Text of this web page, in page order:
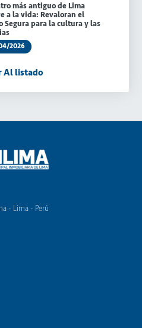
más antiguo de Lima
a la vida: Revaloran el
Segura para la cultura y las
2026
Al listado
- Lima - Perú